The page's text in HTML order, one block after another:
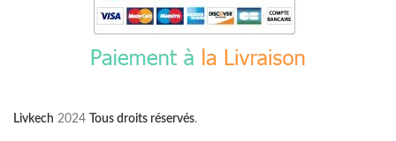
Livkech 2024 Tous droits réservés.